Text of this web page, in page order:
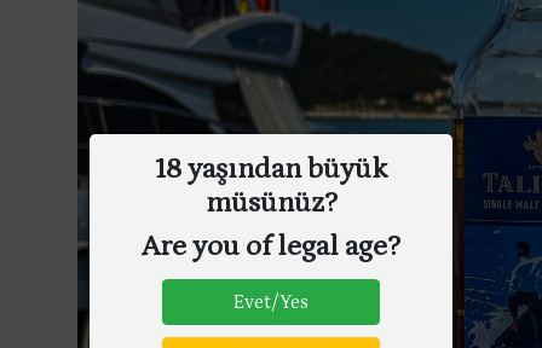
18 yaşından büyük
müsünüz?
Are you of legal age?
Evet/Yes